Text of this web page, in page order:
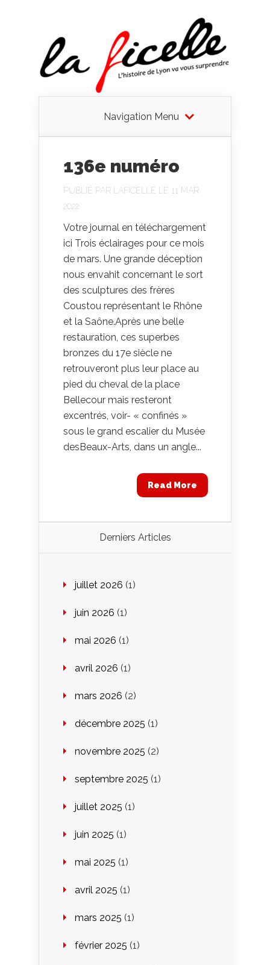
Navigation Menu
136e numéro
PUBLIÉ PAR LAFICELLE LE 11 MAR
2022
Votre journal en téléchargement
ici Trois éclairages pour ce mois
de mars. Une grande déception
nous envahit concernant le sort
des sculptures des frères
Coustou représentant le Rhône
et la Saône.Après une belle
restauration, ces superbes
bronzes du 17e siècle ne
retrouveront plus leur place au
pied du cheval de la place
Bellecour mais resteront
excentrés, voir- « confinés »
sous le grand escalier du Musée
desBeaux-Arts, dans un angle...
Read More
Derniers Articles
juillet 2026 (1)
juin 2026 (1)
mai 2026 (1)
avril 2026 (1)
mars 2026 (2)
décembre 2025 (1)
novembre 2025 (2)
septembre 2025 (1)
juillet 2025 (1)
juin 2025 (1)
mai 2025 (1)
avril 2025 (1)
mars 2025 (1)
février 2025 (1)